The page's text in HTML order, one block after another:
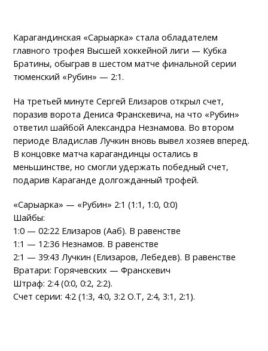
Карагандинская «Сарыарка» стала обладателем
главного трофея Высшей хоккейной лиги — Кубка
Братины, обыграв в шестом матче финальной серии
тюменский «Рубин» — 2:1.
На третьей минуте Сергей Елизаров открыл счет,
поразив ворота Дениса Франскевича, на что «Рубин»
ответил шайбой Александра Незнамова. Во втором
периоде Владислав Лучкин вновь вывел хозяев вперед.
В концовке матча карагандинцы остались в
меньшинстве, но смогли удержать победный счет,
подарив Караганде долгожданный трофей.
«Сарыарка» — «Рубин» 2:1 (1:1, 1:0, 0:0)
Шайбы:
1:0 — 02:22 Елизаров (Ааб). В равенстве
1:1 — 12:36 Незнамов. В равенстве
2:1 — 39:43 Лучкин (Елизаров, Лебедев). В равенстве
Вратари: Горячевских — Франскевич
Штраф: 2:4 (0:0, 0:2, 2:2).
Счет серии: 4:2 (1:3, 4:0, 3:2 О.Т, 2:4, 3:1, 2:1).